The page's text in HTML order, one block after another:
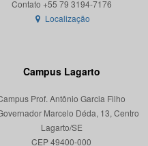
Localização
Campus Lagarto
Prof. Antônio Garcia Filho
Marcelo Déda, 13, Centro
Lagarto/SE
CEP 49400-000